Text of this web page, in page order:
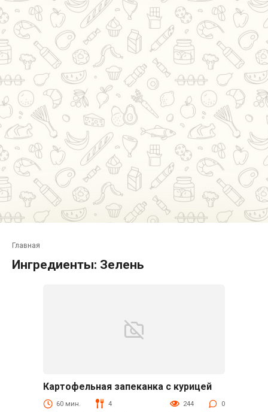
Главная
Ингредиенты: Зелень
Блюда из мяса птицы
Картофельная запеканка с курицей
60 мин. 4 244 0